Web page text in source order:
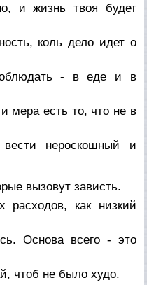
и жизнь твоя будет
коль дело идет о
- в еде и в
мера есть то, что не в
нероскошный и
вызовут зависть.
расходов, как низкий
Основа всего - это
чтоб не было худо.